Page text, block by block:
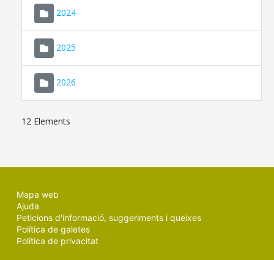
2024
2025
2026
12 Elements
Mapa web
Ajuda
Peticions d'informació, suggeriments i queixes
Política de galetes
Política de privacitat